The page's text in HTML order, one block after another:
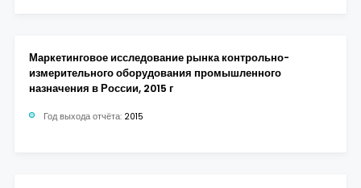
Маркетинговое исследование рынка контрольно-
измерительного оборудования промышленного
назначения в России, 2015 г
Год выхода отчёта: 2015